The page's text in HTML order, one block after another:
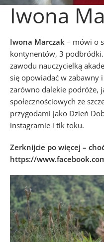
Iwona
Iwona Marczak – mówi o
kontynentów, 3 podbródki.
zawodu nauczycielką
się opowiadać w zabawny
zarówno dalekie podróże,
społecznościowych ze
przygodami jako Dzień
instagramie i tik toku.
Zerknijcie po więcej –
https://